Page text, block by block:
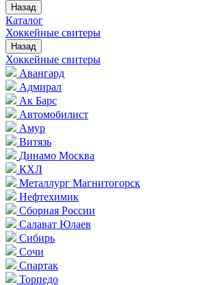
Назад
Каталог
Хоккейные свитеры
Назад
Хоккейные свитеры
Авангард
Адмирал
Ак Барс
Автомобилист
Амур
Витязь
Динамо Москва
КХЛ
Металлург Магнитогорск
Нефтехимик
Сборная России
Салават Юлаев
Сибирь
Сочи
Спартак
Торпедо